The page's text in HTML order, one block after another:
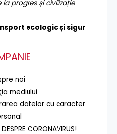
progres și civilizație
ecologic și sigur
noi
mediului
datelor cu caracter
CORONAVIRUS!